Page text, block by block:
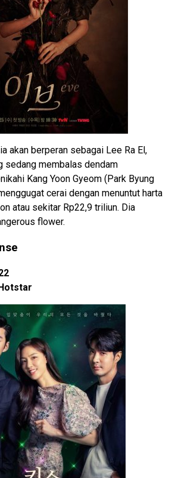
akan berperan sebagai Lee Ra El,
sedang membalas dendam
Kang Yoon Gyeom (Park Byung
cerai dengan menuntut harta
atau sekitar Rp22,9 triliun. Dia
flower.